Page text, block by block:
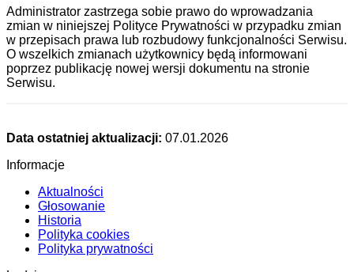
Administrator zastrzega sobie prawo do wprowadzania
zmian w niniejszej Polityce Prywatności w przypadku zmian
w przepisach prawa lub rozbudowy funkcjonalności Serwisu.
O wszelkich zmianach użytkownicy będą informowani
poprzez publikację nowej wersji dokumentu na stronie
Serwisu.
Data ostatniej aktualizacji: 07.01.2026
Informacje
Aktualności
Głosowanie
Historia
Polityka cookies
Polityka prywatności